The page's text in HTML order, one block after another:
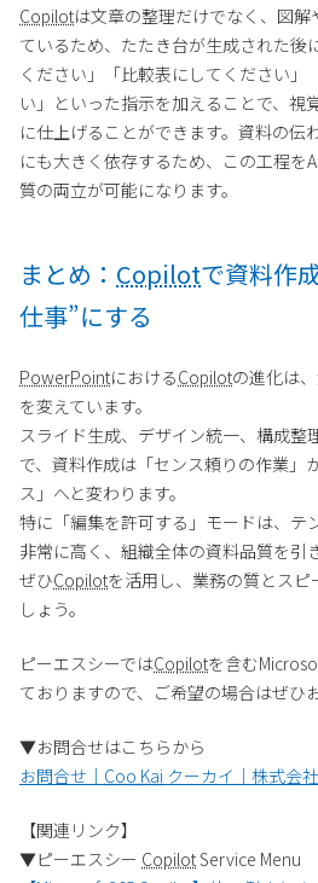
Copilotは文章の整理だけでなく、図
ているため、たたき台が生成された後
ください」「比較表にしてください」
い」といった指示を加えることで、視
に仕上げることができます。資料の伝
にも大きく依存するため、この工程を
質の両立が可能になります。
まとめ： Copilotで資料作
仕事”にする
PowerPointにおけるCopilotの進化は
を変えています。
スライド生成、デザイン統一、構成整
で、資料作成は「センス頼りの作業」
ス」へと変わります。
特に「編集を許可する」モードは、テ
非常に高く、組織全体の資料品質を引
ぜひCopilotを活用し、業務の質とス
しょう。
ピーエスシーではCopilotを含む
ておりますので、ご希望の場合はぜひ
▼お問合せはこちらから
お問合せ｜ Coo Kai クーカイ｜株式会
【関連リンク】
▼ピーエスシー CopilotService Menu